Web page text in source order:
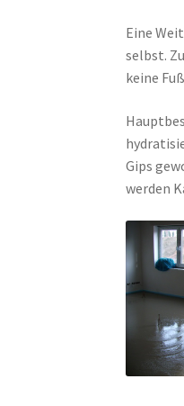
Eine
selbst.
keine
Gips
werden